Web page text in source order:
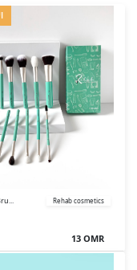
Rehab cosmetics
13 OMR